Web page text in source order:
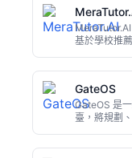
基於學校推
GateOS
GateOS 是
臺，將規劃